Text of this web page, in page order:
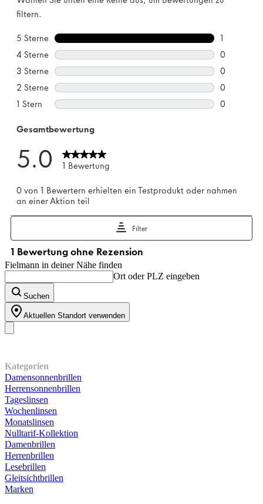
Fielmann in deiner Nähe finden
Ort oder PLZ eingeben
Suchen
Aktuellen Standort verwenden
Kategorien
Damensonnenbrillen
Herrensonnenbrillen
Tageslinsen
Wochenlinsen
Monatslinsen
Nulltarif-Kollektion
Damenbrillen
Herrenbrillen
Lesebrillen
Gleitsichtbrillen
Marken